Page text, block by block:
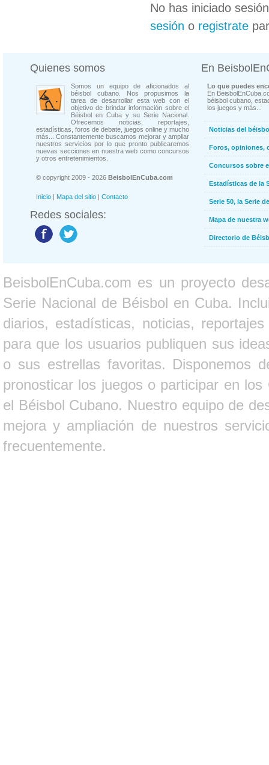
No has iniciado
sesión o registrate
Quienes somos
Somos un equipo de aficionados al
béisbol cubano. Nos propusimos la
tarea de desarrollar esta web con el
objetivo de brindar información sobre el
Béisbol en Cuba y su Serie Nacional.
Ofrecemos noticias, reportajes,
estadísticas, foros de debate, juegos online y mucho
más... Constantemente buscamos mejorar y ampliar
nuestros servicios por lo que pronto publicaremos
nuevas secciones en nuestra web como concursos
y otros entretenimientos.
© copyright 2009 - 2026 BeisbolEnCuba.com
Inicio | Mapa del sitio | Contacto
Redes sociales:
En
Lo que puedes
En
béisbol cubano,
los juegos y más...
Noticias del
Foros, opiniones,
Concursos sobre
Estadísticas de la
Serie 50, la Serie
Mapa de nuestra
Directorio de
BeisbolEnCuba.com es un proyecto
Serie Nacional de Béisbol en Cuba.
diarios, estadísticas, noticias,
para que los usuarios publiquen sus
o sus estrellas favoritas. Disponemos
pronosticar los juegos o participar en
el Béisbol Cubano. Nuestro equipo de
mejora y ampliación de nuestros
frecuentemente.